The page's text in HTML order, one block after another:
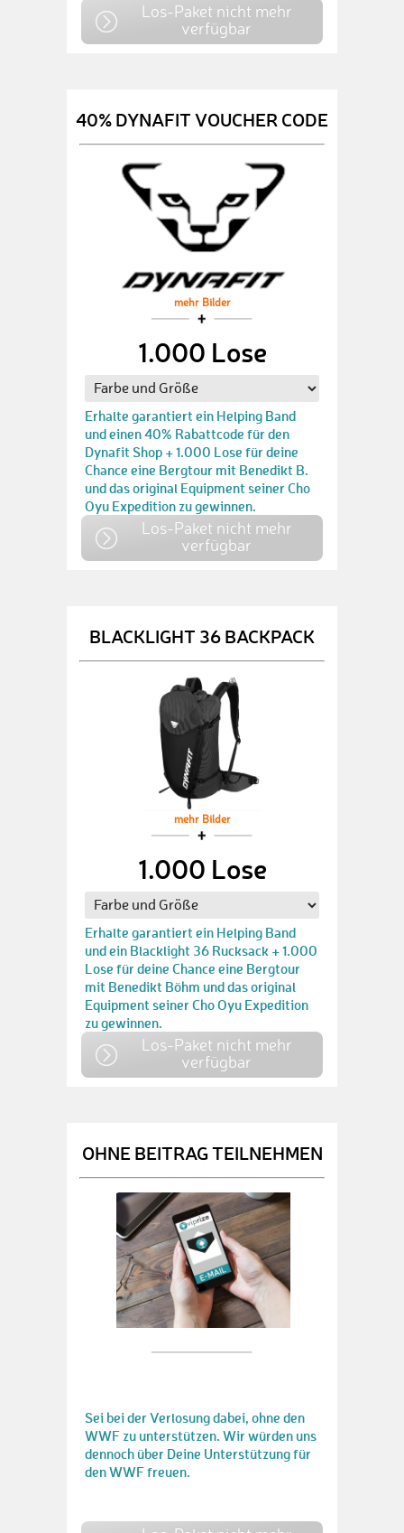
Los-Paket nicht mehr
verfügbar
40% DYNAFIT VOUCHER CODE
mehr Bilder
1.000 Lose
Erhalte garantiert ein Helping Band
und einen 40% Rabattcode für den
Dynafit Shop + 1.000 Lose für deine
Chance eine Bergtour mit Benedikt B.
und das original Equipment seiner Cho
Oyu Expedition zu gewinnen.
Los-Paket nicht mehr
verfügbar
BLACKLIGHT 36 BACKPACK
mehr Bilder
1.000 Lose
Erhalte garantiert ein Helping Band
und ein Blacklight 36 Rucksack + 1.000
Lose für deine Chance eine Bergtour
mit Benedikt Böhm und das original
Equipment seiner Cho Oyu Expedition
zu gewinnen.
Los-Paket nicht mehr
verfügbar
OHNE BEITRAG TEILNEHMEN
Sei bei der Verlosung dabei, ohne den
WWF zu unterstützen. Wir würden uns
dennoch über Deine Unterstützung für
den WWF freuen.